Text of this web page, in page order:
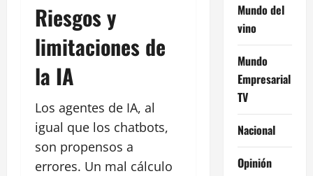
Riesgos y
limitaciones de
la IA
Los agentes de IA, al
igual que los chatbots,
son propensos a
errores. Un mal cálculo
Mundo del
vino
Mundo
Empresarial
TV
Nacional
Opinión